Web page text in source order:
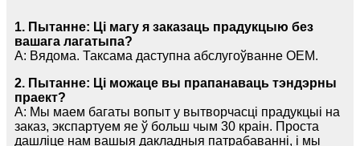
1. Пытанне: Ці магу я заказаць прадукцыю без
вашага лагатыпа?
A: Вядома. Таксама даступна абслугоўванне OEM.
2. Пытанне: Ці можаце вы прапанаваць тэндэрны
праект?
A: Мы маем багаты вопыт у вытворчасці прадукцыі на
заказ, экспартуем яе ў больш чым 30 краін. Проста
дашліце нам вашыя дакладныя патрабаванні, і мы